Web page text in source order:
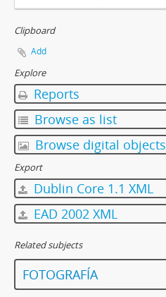
Clipboard
Add
Explore
Reports
Browse as list
Browse digital objects
Export
Dublin Core 1.1 XML
EAD 2002 XML
Related subjects
FOTOGRAFÍA